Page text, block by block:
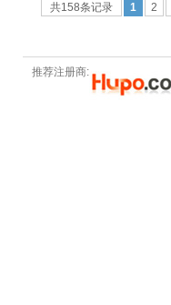
共158条记录 1 2
推荐注册商: